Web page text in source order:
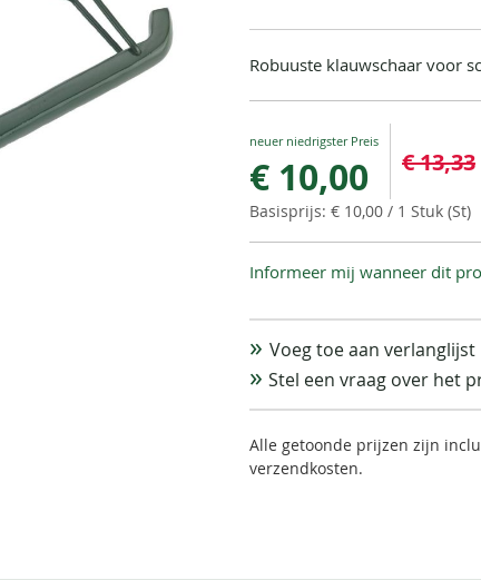
Robuuste klauwschaar voor
Special
Price
€ 10,00 € 13,33
€ 10,00 / 1 Stuk (St)
Informeer mij wanneer dit
Voeg toe aan verlanglijst
Stel een vraag over het
Alle getoonde prijzen zijn
verzendkosten.